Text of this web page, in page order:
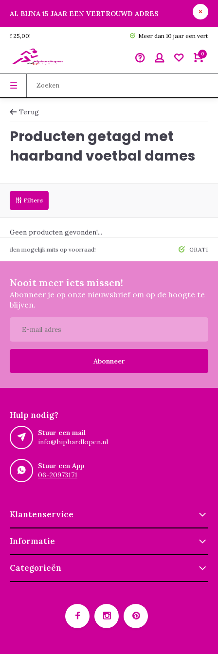
AL BIJNA 15 JAAR EEN VERTROUWD ADRES
GRATIS verzending vanaf € 25,00!
0
Terug
Producten getagd met
haarband voetbal dames
Filters
Geen producten gevonden!...
mogelijk mits op voorraad! GRATIS
Nooit meer iets missen!
Abonneer je op onze nieuwsbrief om op de hoogte te
blijven.
Abonneer
Hulp nodig?
Stuur een mail
info@hiphardlopen.nl
Stuur een App
06-20973171
Klantenservice
Informatie
Categorieën